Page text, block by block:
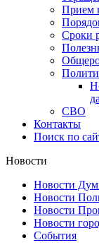
Прием
Сроки
СВО
Контакты
Поиск по
Новости
Новости
Новости
Новости
Новости
События